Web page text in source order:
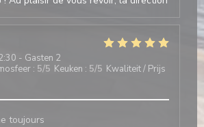
- Gasten 2
: 5/5 Keuken : 5/5 Kwaliteit / Prijs
toujours